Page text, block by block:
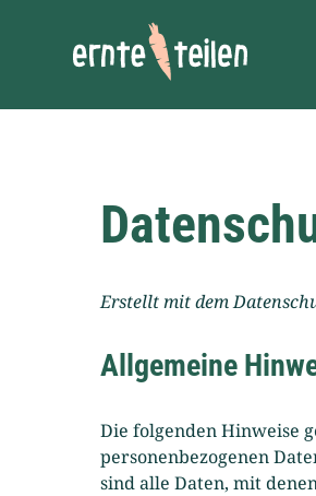
Erstellt mit dem
Allgemeine
Die folgenden Hinweise
personenbezogenen
sind alle Daten, mit